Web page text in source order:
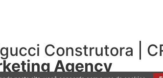
Construtora |
Agency